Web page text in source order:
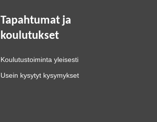
Tapahtumat ja
koulutukset
Koulutustoiminta yleisesti
Usein kysytyt kysymykset